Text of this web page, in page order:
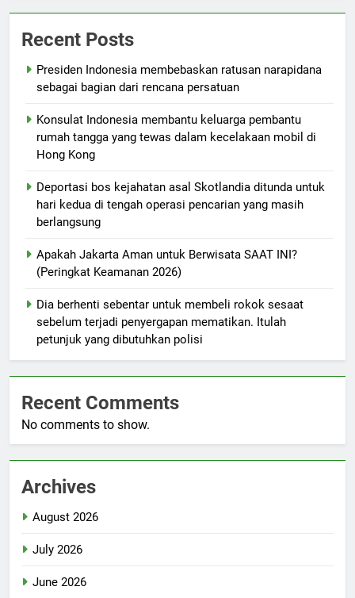
Recent Posts
Presiden Indonesia membebaskan ratusan narapidana
sebagai bagian dari rencana persatuan
Konsulat Indonesia membantu keluarga pembantu
rumah tangga yang tewas dalam kecelakaan mobil di
Hong Kong
Deportasi bos kejahatan asal Skotlandia ditunda untuk
hari kedua di tengah operasi pencarian yang masih
berlangsung
Apakah Jakarta Aman untuk Berwisata SAAT INI?
(Peringkat Keamanan 2026)
Dia berhenti sebentar untuk membeli rokok sesaat
sebelum terjadi penyergapan mematikan. Itulah
petunjuk yang dibutuhkan polisi
Recent Comments
No comments to show.
Archives
August 2026
July 2026
June 2026